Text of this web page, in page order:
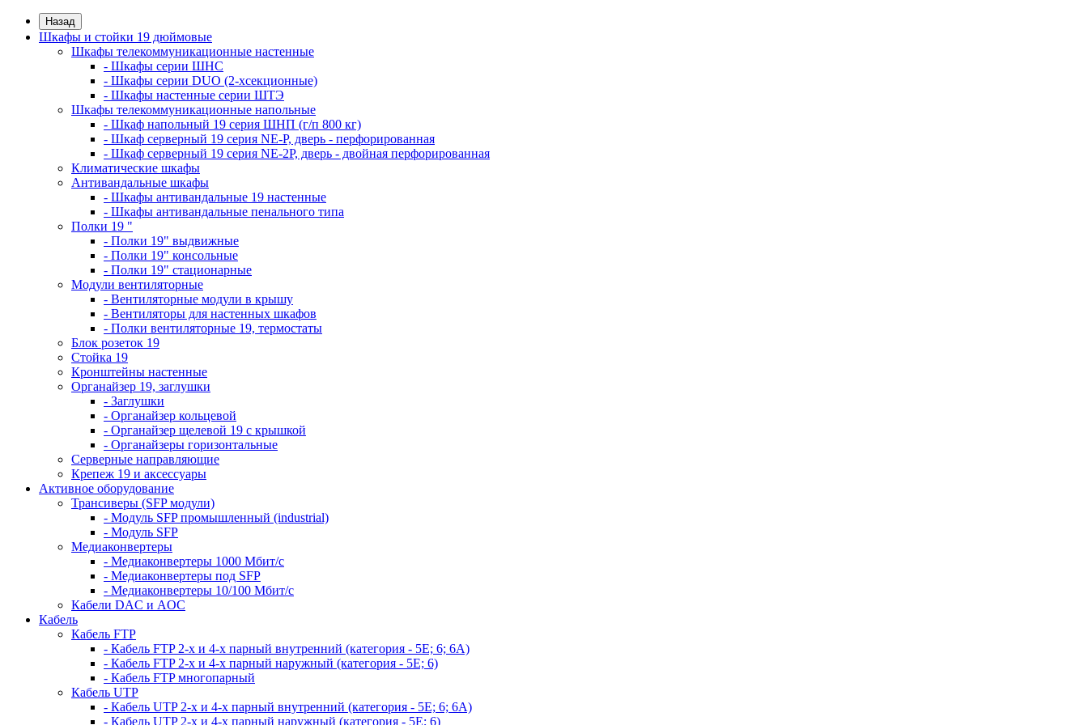
Назад
Шкафы и стойки 19 дюймовые
Шкафы телекоммуникационные настенные
- Шкафы серии ШНС
- Шкафы серии DUO (2-хсекционные)
- Шкафы настенные серии ШТЭ
Шкафы телекоммуникационные напольные
- Шкаф напольный 19 серия ШНП (г/п 800 кг)
- Шкаф серверный 19 серия NE-P, дверь - перфорированная
- Шкаф серверный 19 серия NE-2P, дверь - двойная перфорированная
Климатические шкафы
Антивандальные шкафы
- Шкафы антивандальные 19 настенные
- Шкафы антивандальные пенального типа
Полки 19 "
- Полки 19" выдвижные
- Полки 19" консольные
- Полки 19" стационарные
Модули вентиляторные
- Вентиляторные модули в крышу
- Вентиляторы для настенных шкафов
- Полки вентиляторные 19, термостаты
Блок розеток 19
Стойка 19
Кронштейны настенные
Органайзер 19, заглушки
- Заглушки
- Органайзер кольцевой
- Органайзер щелевой 19 с крышкой
- Органайзеры горизонтальные
Серверные направляющие
Крепеж 19 и аксессуары
Активное оборудование
Трансиверы (SFP модули)
- Модуль SFP промышленный (industrial)
- Модуль SFP
Медиаконвертеры
- Медиаконвертеры 1000 Мбит/с
- Медиаконвертеры под SFP
- Медиаконвертеры 10/100 Мбит/с
Кабели DAC и AOC
Кабель
Кабель FTP
- Кабель FTP 2-х и 4-х парный внутренний (категория - 5Е; 6; 6А)
- Кабель FTP 2-х и 4-х парный наружный (категория - 5Е; 6)
- Кабель FTP многопарный
Кабель UTP
- Кабель UTP 2-х и 4-х парный внутренний (категория - 5Е; 6; 6А)
- Кабель UTP 2-х и 4-х парный наружный (категория - 5Е; 6)